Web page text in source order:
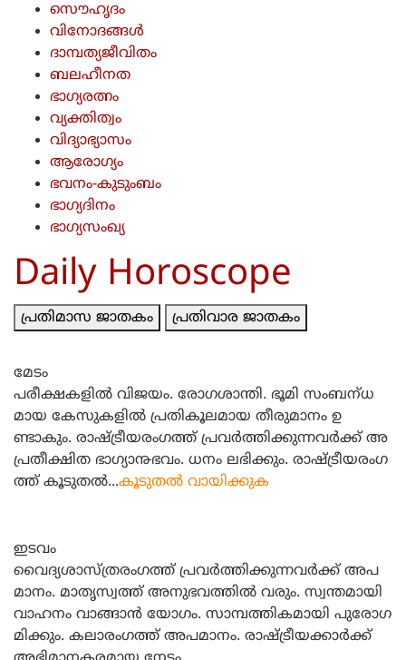
സൌഹൃദം
വിനോദങ്ങള്‍
ദാമ്പത്യജീവിതം
ബലഹീനത
ഭാഗ്യരത്നം
വ്യക്തിത്വം
വിദ്യാഭ്യാസം
ആരോഗ്യം
ഭവനം-കുടുംബം
ഭാഗ്യദിനം
ഭാഗ്യസംഖ്യ
Daily Horoscope
പ്രതിമാസ ജാതകം പ്രതിവാര ജാതകം
മേടം
പരീക്ഷകളില്‍ വിജയം. രോഗശാന്തി. ഭൂമി സംബന്‌ധ
മായ കേസുകളില്‍ പ്രതികൂലമായ തീരുമാനം ഉ
ണ്ടാകും. രാഷ്‌ട്രീയരംഗത്ത്‌ പ്രവര്‍ത്തിക്കുന്നവര്‍ക്ക്‌ അ
പ്രതീക്ഷിത ഭാഗ്യാ൹ഭവം. ധനം ലഭിക്കും. രാഷ്‌ട്രീയരംഗ
ത്ത്‌ കൂടുതല്‍...കൂടുതല്‍ വായിക്കുക
ഇടവം
വൈദ്യശാസ്‌ത്രരംഗത്ത്‌ പ്രവര്‍ത്തിക്കുന്നവര്‍ക്ക്‌ അപ
മാനം. മാതൃസ്വത്ത്‌ അനുഭവത്തില്‍ വരും. സ്വന്തമായി
വാഹനം വാങ്ങാന്‍ യോഗം. സാമ്പത്തികമായി പുരോഗ
മിക്കും. കലാരംഗത്ത്‌ അപമാനം. രാഷ്‌ട്രീയക്കാര്‍ക്ക്‌